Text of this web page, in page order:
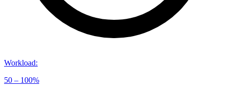
Workload:
50 – 100%